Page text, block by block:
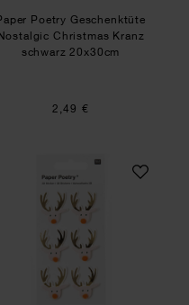
Poetry Geschenktüte
Christmas Kranz
schwarz 20x30cm
2,49 €
Set Nostalgic Christmas
Paper Poetry 3D